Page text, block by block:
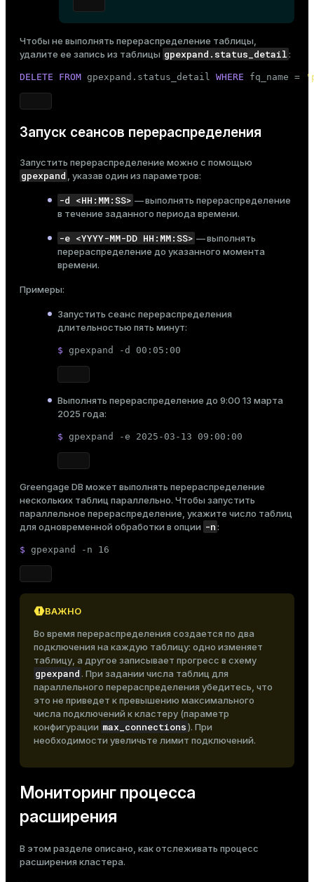
Чтобы не выполнять перераспределение таблицы,
удалите ее запись из таблицы gpexpand.status_detail:
DELETE FROM gpexpand.status_detail WHERE fq_name =
Запуск сеансов перераспределения
Запустить перераспределение можно с помощью
gpexpand , указав один из параметров:
-d <HH:MM:SS> — выполнять перераспределение
в течение заданного периода времени.
-e <YYYY-MM-DD HH:MM:SS> — выполнять
перераспределение до указанного момента
времени.
Примеры:
Запустить сеанс перераспределения
длительностью пять минут:
$ gpexpand -d 00:05:00
Выполнять перераспределение до 9:00 13 марта
2025 года:
$ gpexpand -e 2025-03-13 09:00:00
Greengage DB может выполнять перераспределение
нескольких таблиц параллельно. Чтобы запустить
параллельное перераспределение, укажите число таблиц
для одновременной обработки в опции -n:
$ gpexpand -n 16
ВАЖНО
Во время перераспределения создается по два
подключения на каждую таблицу: одно изменяет
таблицу, а другое записывает прогресс в схему
gpexpand . При задании числа таблиц для
параллельного перераспределения убедитесь, что
это не приведет к превышению максимального
числа подключений к кластеру (параметр
конфигурации max_connections). При
необходимости увеличьте лимит подключений.
Мониторинг процесса
расширения
В этом разделе описано, как отслеживать процесс
расширения кластера.